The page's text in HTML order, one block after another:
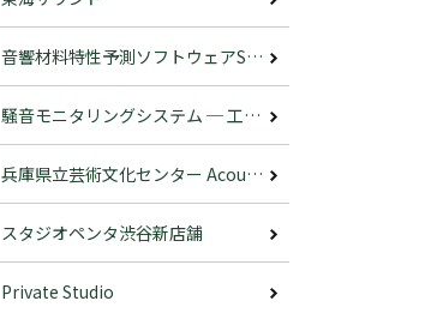
音響材料特性予測ソフトウェアSTRATI-ARTZ 3.0 の紹介
騒音モニタリングシステム ─ 工場・事業所における騒音監視支援のご提案 ─
兵庫県立芸術文化センター Acoustic Grove System導入事例 ─ オーケストラピット内におけるANKHの使用 ─
スタジオペンタ渋谷新店舗
Private Studio